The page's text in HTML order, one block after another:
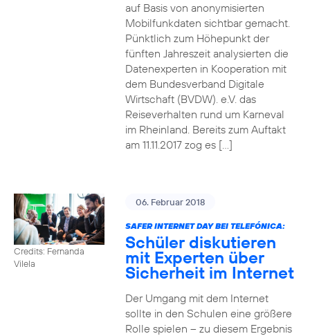
auf Basis von anonymisierten
Mobilfunkdaten sichtbar gemacht.
Pünktlich zum Höhepunkt der
fünften Jahreszeit analysierten die
Datenexperten in Kooperation mit
dem Bundesverband Digitale
Wirtschaft (BVDW). e.V. das
Reiseverhalten rund um Karneval
im Rheinland. Bereits zum Auftakt
am 11.11.2017 zog es […]
Credits: Fernanda
Vilela
06. Februar 2018
SAFER INTERNET DAY BEI TELEFÓNICA:
Schüler diskutieren
mit Experten über
Sicherheit im Internet
Der Umgang mit dem Internet
sollte in den Schulen eine größere
Rolle spielen – zu diesem Ergebnis